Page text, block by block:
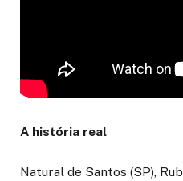
A história real
Natural de Santos (SP),